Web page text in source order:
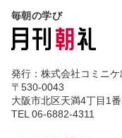
毎朝の学び
発行：株式会社コミニケ
〒530-0043
大阪市北区天満4丁目1
TEL 06-6882-4311